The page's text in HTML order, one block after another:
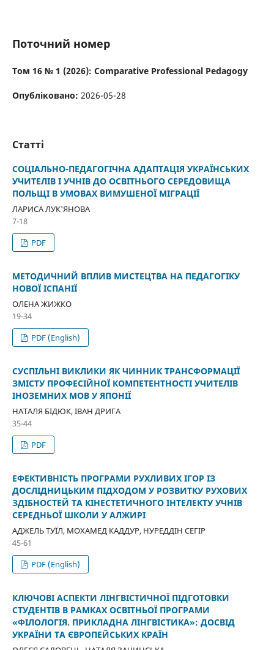
Поточний номер
Том 16 № 1 (2026): Comparative Professional Pedagogy
Опубліковано: 2026-05-28
Статті
СОЦІАЛЬНО-ПЕДАГОГІЧНА АДАПТАЦІЯ УКРАЇНСЬКИХ
УЧИТЕЛІВ І УЧНІВ ДО ОСВІТНЬОГО СЕРЕДОВИЩА
ПОЛЬЩІ В УМОВАХ ВИМУШЕНОЇ МІГРАЦІЇ
ЛАРИСА ЛУК'ЯНОВА
7-18
PDF
МЕТОДИЧНИЙ ВПЛИВ МИСТЕЦТВА НА ПЕДАГОГІКУ
НОВОЇ ІСПАНІЇ
ОЛЕНА ЖИЖКО
19-34
PDF (English)
СУСПІЛЬНІ ВИКЛИКИ ЯК ЧИННИК ТРАНСФОРМАЦІЇ
ЗМІСТУ ПРОФЕСІЙНОЇ КОМПЕТЕНТНОСТІ УЧИТЕЛІВ
ІНОЗЕМНИХ МОВ У ЯПОНІЇ
НАТАЛЯ БІДЮК, ІВАН ДРИГА
35-44
PDF
ЕФЕКТИВНІСТЬ ПРОГРАМИ РУХЛИВИХ ІГОР ІЗ
ДОСЛІДНИЦЬКИМ ПІДХОДОМ У РОЗВИТКУ РУХОВИХ
ЗДІБНОСТЕЙ ТА КІНЕСТЕТИЧНОГО ІНТЕЛЕКТУ УЧНІВ
СЕРЕДНЬОЇ ШКОЛИ У АЛЖИРІ
АДЖЕЛЬ ТУЇЛ, МОХАМЕД КАДДУР, НУРЕДДІН СЕГІР
45-61
PDF (English)
КЛЮЧОВІ АСПЕКТИ ЛІНГВІСТИЧНОЇ ПІДГОТОВКИ
СТУДЕНТІВ В РАМКАХ ОСВІТНЬОЇ ПРОГРАМИ
«ФІЛОЛОГІЯ. ПРИКЛАДНА ЛІНГВІСТИКА»: ДОСВІД
УКРАЇНИ ТА ЄВРОПЕЙСЬКИХ КРАЇН